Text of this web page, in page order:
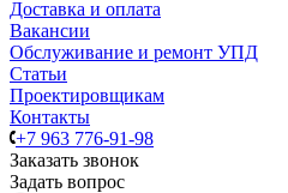
Доставка и оплата
Вакансии
Обслуживание и ремонт УПД
Статьи
Проектировщикам
Контакты
+7 963 776-91-98
Заказать звонок
Задать вопрос